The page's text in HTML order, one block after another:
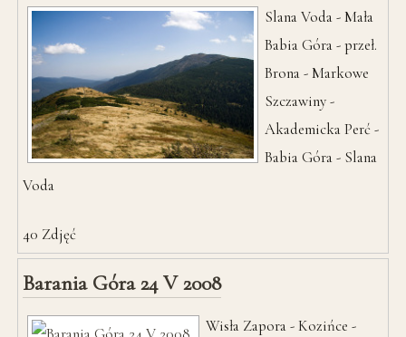
Slana Voda - Mała
Babia Góra - przeł.
Brona - Markowe
Szczawiny -
Akademicka Perć -
Babia Góra - Slana
Voda
40 Zdjęć
Barania Góra 24 V 2008
Wisła Zapora - Kozińce -